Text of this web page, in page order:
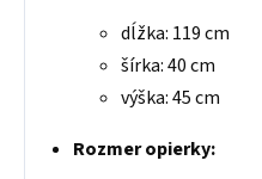
dĺžka: 119 cm
šírka: 40 cm
výška: 45 cm
Rozmer opierky: